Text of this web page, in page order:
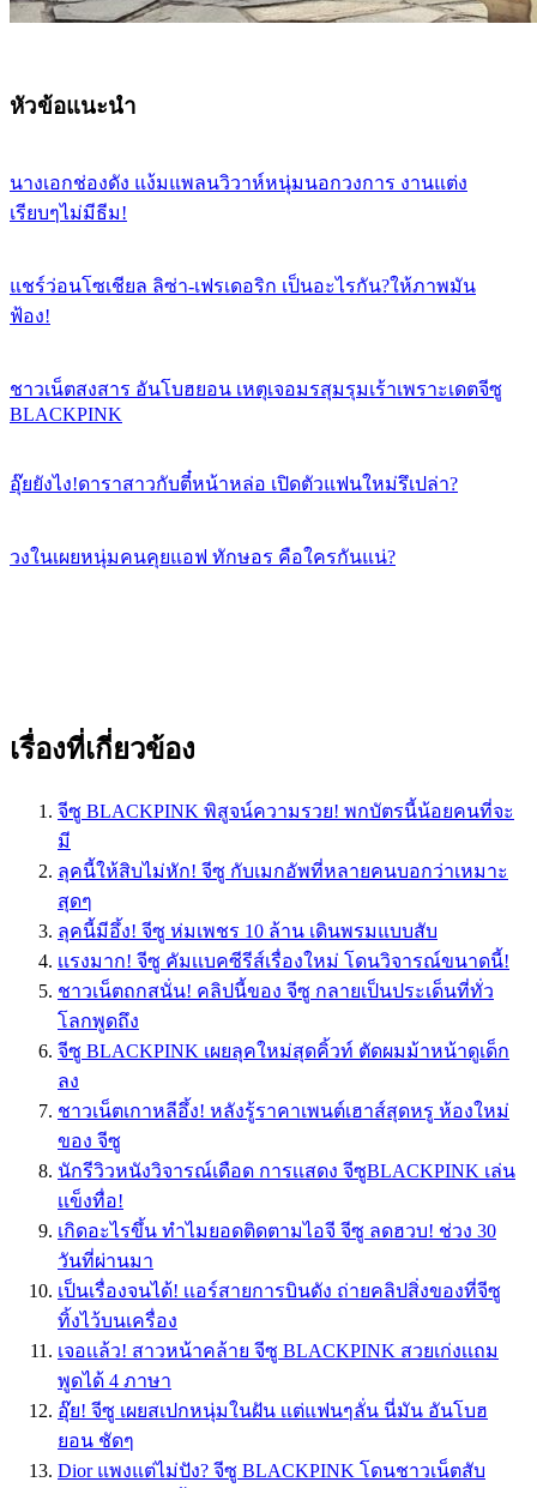
หัวข้อแนะนำ
นางเอกช่องดัง แง้มแพลนวิวาห์หนุ่มนอกวงการ งานแต่ง
เรียบๆไม่มีธีม!
แชร์ว่อนโซเชียล ลิซ่า-เฟรเดอริก เป็นอะไรกัน?ให้ภาพมัน
ฟ้อง!
ชาวเน็ตสงสาร อันโบฮยอน เหตุเจอมรสุมรุมเร้าเพราะเดตจีซู
BLACKPINK
อุ๊ยยังไง!ดาราสาวกับตี๋หน้าหล่อ เปิดตัวแฟนใหม่รึเปล่า?
วงในเผยหนุ่มคนคุยแอฟ ทักษอร คือใครกันแน่?
เรื่องที่เกี่ยวข้อง
จีซู BLACKPINK พิสูจน์ความรวย! พกบัตรนี้น้อยคนที่จะ
มี
ลุคนี้ให้สิบไม่หัก! จีซู กับเมกอัพที่หลายคนบอกว่าเหมาะ
สุดๆ
ลุคนี้มีอึ้ง! จีซู ห่มเพชร 10 ล้าน เดินพรมแบบสับ
เเรงมาก! จีซู คัมเเบคซีรีส์เรื่องใหม่ โดนวิจารณ์ขนาดนี้!
ชาวเน็ตถกสนั่น! คลิปนี้ของ จีซู กลายเป็นประเด็นที่ทั่ว
โลกพูดถึง
จีซู BLACKPINK เผยลุคใหม่สุดคิ้วท์ ตัดผมม้าหน้าดูเด็ก
ลง
ชาวเน็ตเกาหลีอึ้ง! หลังรู้ราคาเพนต์เฮาส์สุดหรู ห้องใหม่
ของ จีซู
นักรีวิวหนังวิจารณ์เดือด การเเสดง จีซูBLACKPINK เล่น
เเข็งทื่อ!
เกิดอะไรขึ้น ทำไมยอดติดตามไอจี จีซู ลดฮวบ! ช่วง 30
วันที่ผ่านมา
เป็นเรื่องจนได้! เเอร์สายการบินดัง ถ่ายคลิปสิ่งของที่จีซู
ทิ้งไว้บนเครื่อง
เจอเเล้ว! สาวหน้าคล้าย จีซู BLACKPINK สวยเก่งเเถม
พูดได้ 4 ภาษา
อุ๊ย! จีซู เผยสเปกหนุ่มในฝัน เเต่แฟนๆลั่น นี่มัน อันโบฮ
ยอน ชัดๆ
Dior แพงแต่ไม่ปัง? จีซู BLACKPINK โดนชาวเน็ตสับ